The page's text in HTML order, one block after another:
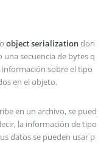
object serializationdon
secuencia de bytes q
sobre el tipo
en el objeto.
en un archivo, se pued
la información de tipo
datos se pueden usar p